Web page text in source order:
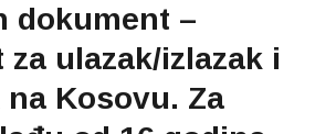
dokument –
ulazak/izlazak i
na Kosovu. Za